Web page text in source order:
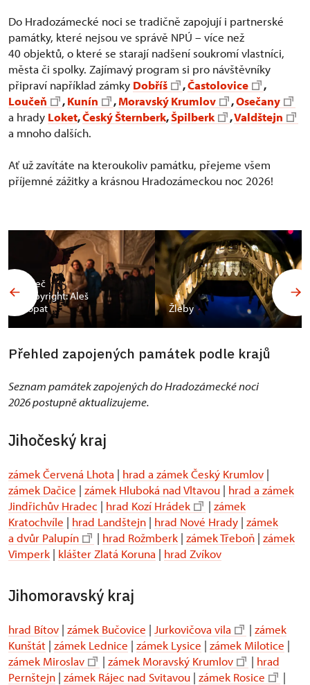
Do Hradozámecké noci se tradičně zapojují i partnerské
památky, které nejsou ve správě NPÚ – více než
40 objektů, o které se starají nadšení soukromí vlastníci,
města či spolky. Zajímavý program si pro návštěvníky
připraví například zámky Dobříš ,Častolovice
,
Loučeň
,Kunín ,Moravský Krumlov ,Osečany
a hrady Loket,Český Šternberk,Špilberk ,Valdštejn
a mnoho dalších.
Ať už zavítáte na kteroukoliv památku, přejeme všem
příjemné zážitky a krásnou Hradozámeckou noc 2026!
Valeč
Copyright: Aleš
Vopat
Žleby
Přehled zapojených památek podle krajů
Seznam památek zapojených do Hradozámecké noci
2026 postupně aktualizujeme.
Jihočeský kraj
zámek Červená Lhota | hrad a zámek Český Krumlov |
zámek Dačice | zámek Hluboká nad Vltavou | hrad a zámek
Jindřichův Hradec | hrad Kozí Hrádek | zámek
Kratochvíle | hrad Landštejn | hrad Nové Hrady | zámek
a dvůr Palupín
| hrad Rožmberk | zámek Třeboň | zámek
Vimperk | klášter Zlatá Koruna | hrad Zvíkov
Jihomoravský kraj
hrad Bítov | zámek Bučovice | Jurkovičova vila | zámek
Kunštát | zámek Lednice | zámek Lysice | zámek Milotice |
zámek Miroslav
| zámek Moravský Krumlov | hrad
Pernštejn | zámek Rájec nad Svitavou | zámek Rosice |